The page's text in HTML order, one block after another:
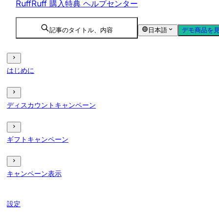
RuffRuff 購入特典 ヘルプセンター
記事のタイトル、内容 日本語 デモ商品を
はじめに
ディスカウントキャンペーン
ギフトキャンペーン
キャンペーン表示
設定